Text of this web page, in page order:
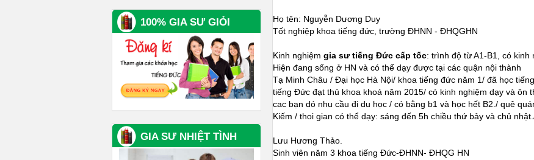
Họ tên: Nguyễn Dương Duy
Tốt nghiệp khoa tiếng đức, trường ĐHNN - ĐHQGHN
Kinh nghiệm gia sư tiếng Đức cấp tốc: trình độ từ A1-B1, có
Hiện đang sống ở HN và có thể dạy được tại các quận nội thành
Tạ Minh Châu / Đại học Hà Nội/ khoa tiếng đức năm 1/ đã học
tiếng Đức đạt thủ khoa khoá năm 2015/ có kinh nghiệm dạy và ôn
cac bạn dó nhu cầu đi du học / có bằng b1 và học hết B2./ quê
Kiếm / thoi gian có thể dạy: sáng đến 5h chiều thứ bảy và chủ
Lưu Hương Thảo.
Sinh viên năm 3 khoa tiếng Đức-ĐHNN- ĐHQG HN
100% GIA SƯ GIỎI
GIA SƯ NHIỆT TÌNH